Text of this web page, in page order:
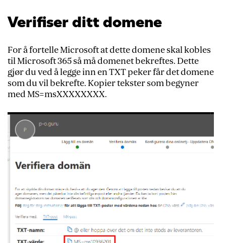
Verifiser ditt domene
For å fortelle Microsoft at dette domene skal kobles
til Microsoft 365 så må domenet bekreftes. Dette
gjør du ved å legge inn en TXT peker får det domene
som du vil bekrefte. Kopier tekster som begyner
med MS=msXXXXXXXX.